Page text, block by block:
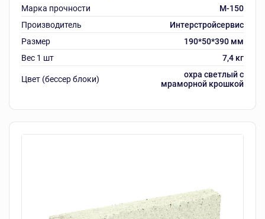
Марка прочности
M-150
Производитель
Интерстройсервис
Размер
190*50*390 мм
Вес 1 шт
7,4 кг
Цвет (бессер блоки)
охра светлый с
мраморной крошкой